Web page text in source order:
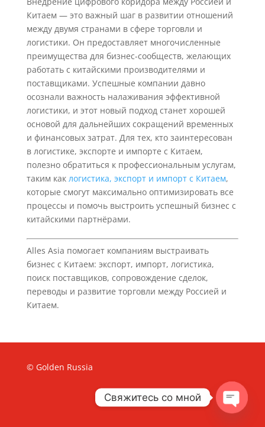
Китаем — это важный шаг в развитии отношений
между двумя странами в сфере торговли и
логистики. Он предоставляет многочисленные
преимущества для бизнес-сообществ, желающих
работать с китайскими производителями и
поставщиками. Успешные компании давно
осознали важность налаживания эффективной
логистики, и этот новый подход станет хорошей
основой для дальнейших сокращений временных
и финансовых затрат. Для тех, кто заинтересован
в логистике, экспорте и импорте с Китаем,
полезно обратиться к профессиональным услугам,
таким как логистика, экспорт и импорт с Китаем,
которые смогут максимально оптимизировать все
процессы и помочь выстроить успешный бизнес с
китайскими партнёрами.
Alles Asia помогает компаниям выстраивать
бизнес с Китаем: экспорт, импорт, логистика,
поиск поставщиков, сопровождение сделок,
переводы и развитие торговли между Россией и
Китаем.
© Golden Russia
Свяжитесь со мной